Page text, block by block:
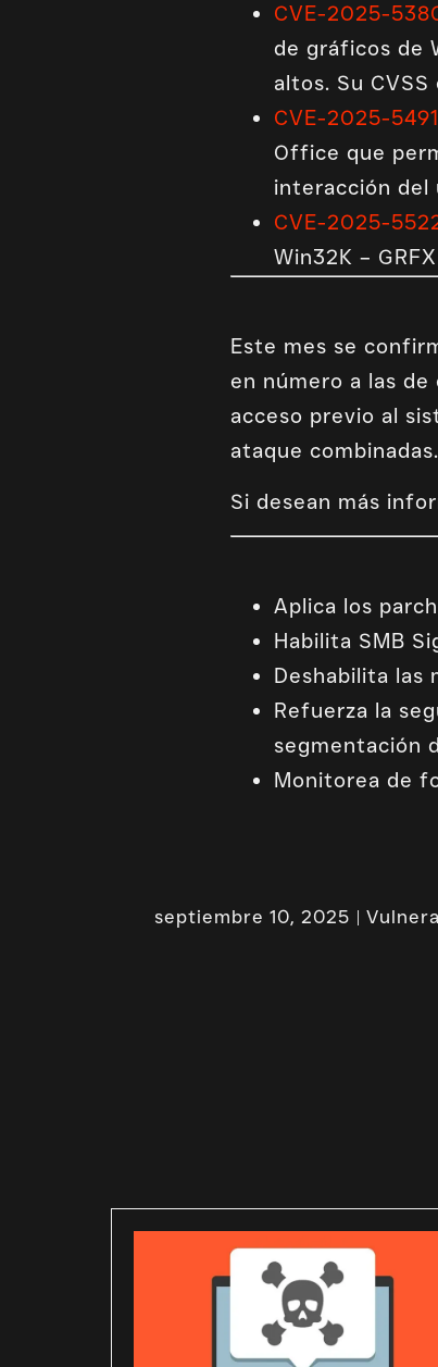
CVE-2025-
de gráficos de
altos. Su CVSS
CVE-2025-
Office que
interacción del
CVE-2025-
Win32K –
Este mes se
en número a las
acceso previo al
ataque combinadas.
Si desean más
Aplica los
Habilita SMB
Deshabilita las
Refuerza la
segmentación
Monitorea de
septiembre 10, 2025